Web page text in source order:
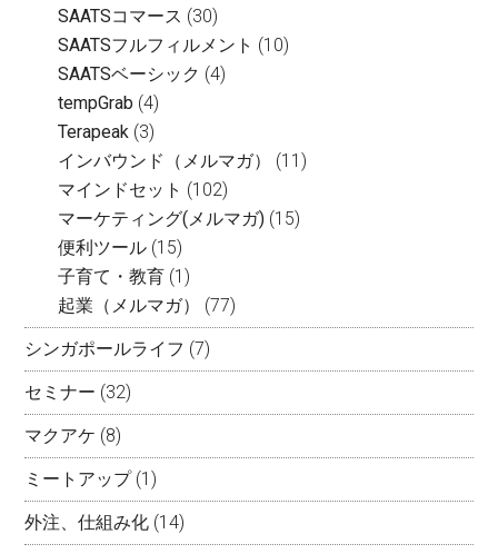
SAATSコマース (30)
SAATSフルフィルメント (10)
SAATSベーシック (4)
tempGrab (4)
Terapeak (3)
インバウンド（メルマガ）
(11)
マインドセット (102)
マーケティング(メルマガ) (15)
便利ツール (15)
子育て・教育 (1)
起業（メルマガ）
(77)
シンガポールライフ (7)
セミナー (32)
マクアケ (8)
ミートアップ(1)
外注、仕組み化 (14)